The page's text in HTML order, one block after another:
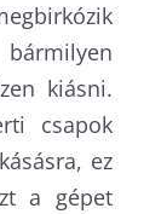
kiásni.
csapok
ez
a gépet